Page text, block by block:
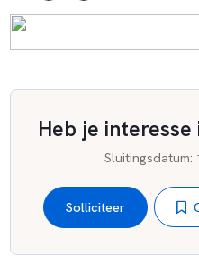
Heb je
Sluitingsdatum:
Solliciteer